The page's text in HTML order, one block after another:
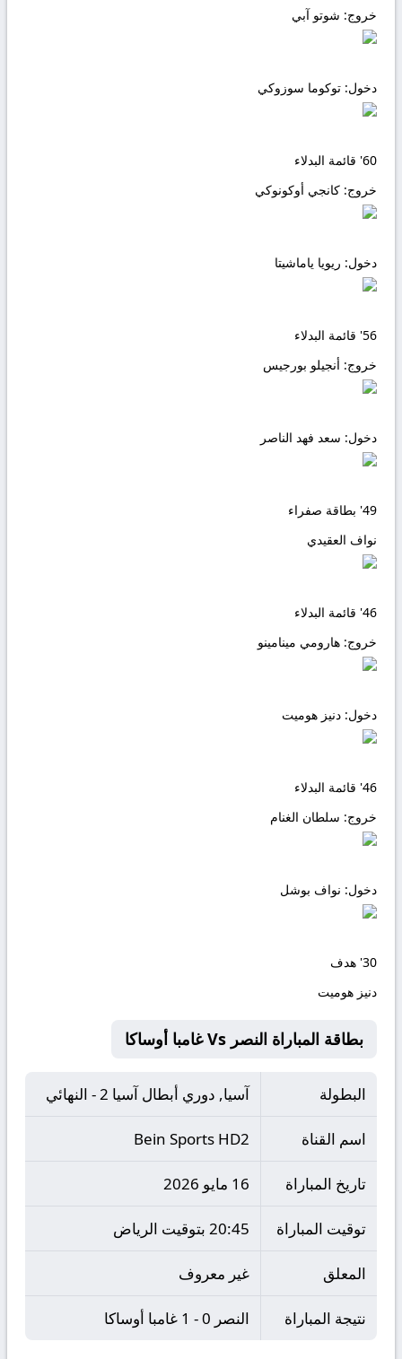
خروج: شوتو آبي
دخول: توكوما سوزوكي
60' قائمة البدلاء
خروج: كانجي أوكونوكي
دخول: ريويا ياماشيتا
56' قائمة البدلاء
خروج: أنجيلو بورجيس
دخول: سعد فهد الناصر
49' بطاقة صفراء
نواف العقيدي
46' قائمة البدلاء
خروج: هارومي مينامينو
دخول: دنيز هوميت
46' قائمة البدلاء
خروج: سلطان الغنام
دخول: نواف بوشل
30' هدف
دنيز هوميت
بطاقة المباراة النصر Vs غامبا أوساكا
البطولة آسيا, دوري أبطال آسيا 2 - النهائي
اسم القناة Bein Sports HD2
تاريخ المباراة 16 مايو 2026
توقيت المباراة 20:45 بتوقيت الرياض
المعلق غير معروف
نتيجة المباراة النصر 0 - 1 غامبا أوساكا